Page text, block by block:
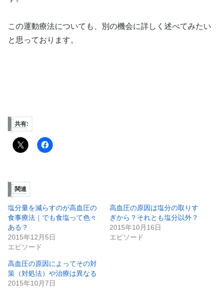
この運動療法についても、別の機会に詳しく述べてみたい
と思っております。
共有:
関連
塩分量を減らすのが高血圧の
食事療法｜でも食塩って色々
ある？
2015年12月5日
エピソード
高血圧の原因は塩分の取りす
ぎから？それとも塩分以外？
2015年10月16日
エピソード
高血圧の原因によってその対
策（対処法）や治療は異なる
2015年10月7日